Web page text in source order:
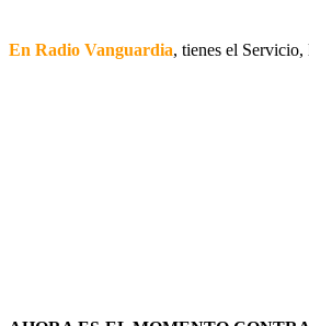
En Radio Vanguardia, tienes el